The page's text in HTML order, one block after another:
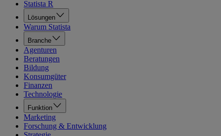
Statista R
Lösungen
Warum Statista
Branche
Agenturen
Beratungen
Bildung
Konsumgüter
Finanzen
Technologie
Funktion
Marketing
Forschung & Entwicklung